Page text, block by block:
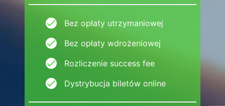
Bez opłaty utrzymaniowej
Bez opłaty wdrożeniowej
Rozliczenie success fee
Dystrybucja biletów online